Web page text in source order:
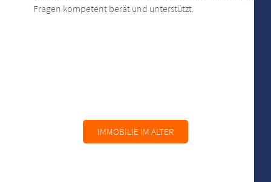
Fragen kompetent berät und unterstützt.
IMMOBILIE IM ALTER